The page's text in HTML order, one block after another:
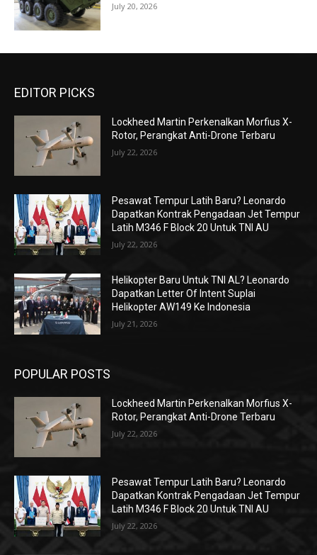
July 20, 2026
EDITOR PICKS
Lockheed Martin Perkenalkan Morfius X-
Rotor, Perangkat Anti-Drone Terbaru
July 22, 2026
Pesawat Tempur Latih Baru? Leonardo
Dapatkan Kontrak Pengadaan Jet Tempur
Latih M346 F Block 20 Untuk TNI AU
July 22, 2026
Helikopter Baru Untuk TNI AL? Leonardo
Dapatkan Letter Of Intent Suplai
Helikopter AW149 Ke Indonesia
July 21, 2026
POPULAR POSTS
Lockheed Martin Perkenalkan Morfius X-
Rotor, Perangkat Anti-Drone Terbaru
July 22, 2026
Pesawat Tempur Latih Baru? Leonardo
Dapatkan Kontrak Pengadaan Jet Tempur
Latih M346 F Block 20 Untuk TNI AU
July 22, 2026